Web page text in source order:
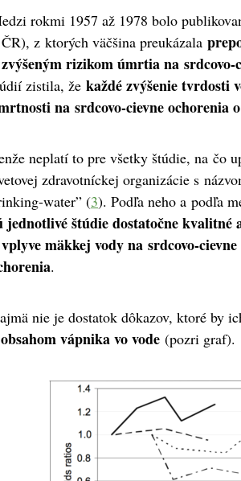
rokmi 1957 až 1978 bolo
z ktorých väčšina preukázala
rizikom úmrtia na srdcovo-
zistila, že každé zvýšenie tvrdosti
na srdcovo-cievne ochorenia
neplatí to pre všetky štúdie, na čo
zdravotníckej organizácie s
water” (3). Podľa neho a podľa
jednotlivé štúdie dostatočne
mäkkej vody na srdcovo-
.
nie je dostatok dôkazov, ktoré by
obsahom vápnika vo vode (pozri graf).